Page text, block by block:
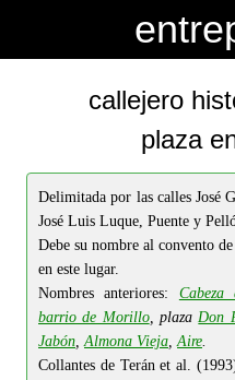
callejero
plaza
Delimitada por las calles José
José Luis Luque, Puente y
Debe su nombre al convento
en este lugar.
Nombres anteriores: Cabeza
barrio de Morillo, plazaDon
Jabón,Almona Vieja,Aire.
Collantes de Terán et al.